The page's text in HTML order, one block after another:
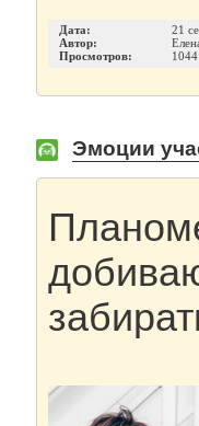
Дата:
21
Автор:
Просмотров:
1044
Эмоции